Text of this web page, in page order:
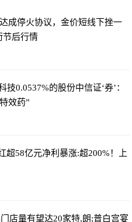
成停火协议，金价短线下挫一
节后行情
技0.0537%的股份中信证‘券’：
效药”
超58亿元净利暴涨:超200%！上
店量有望达20家特,朗;普白宫宴